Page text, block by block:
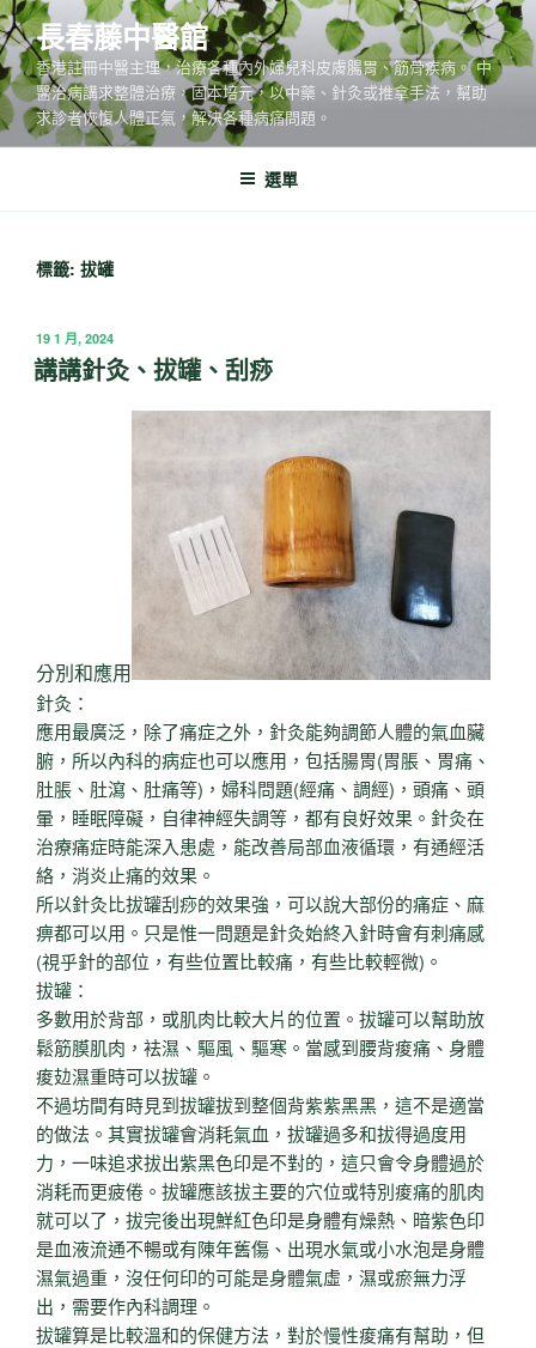
跳
至
主
要
內
長春藤中醫館
香港註冊中醫主理，治療各種內外婦兒科皮膚腸胃、筋骨疾病。 中
醫治病講求整體治療，固本培元，以中藥、針灸或推拿手法，幫助
求診者恢愎人體正氣，解決各種病痛問題。
選單
標籤: 拔罐
發
佈
於
19 1 月, 2024
講講針灸、拔罐、刮痧
分別和應用
針灸：
應用最廣泛，除了痛症之外，針灸能夠調節人體的氣血臟
腑，所以內科的病症也可以應用，包括腸胃(胃脹、胃痛、
肚脹、肚瀉、肚痛等)，婦科問題(經痛、調經)，頭痛、頭
暈，睡眠障礙，自律神經失調等，都有良好效果。針灸在
治療痛症時能深入患處，能改善局部血液循環，有通經活
絡，消炎止痛的效果。
所以針灸比拔罐刮痧的效果強，可以說大部份的痛症、麻
痹都可以用。只是惟一問題是針灸始終入針時會有刺痛感
(視乎針的部位，有些位置比較痛，有些比較輕微)。
拔罐：
多數用於背部，或肌肉比較大片的位置。拔罐可以幫助放
鬆筋膜肌肉，袪濕、驅風、驅寒。當感到腰背痠痛、身體
痠攰濕重時可以拔罐。
不過坊間有時見到拔罐拔到整個背紫紫黑黑，這不是適當
的做法。其實拔罐會消耗氣血，拔罐過多和拔得過度用
力，一味追求拔出紫黑色印是不對的，這只會令身體過於
消耗而更疲倦。拔罐應該拔主要的穴位或特別痠痛的肌肉
就可以了，拔完後出現鮮紅色印是身體有燥熱、暗紫色印
是血液流通不暢或有陳年舊傷、出現水氣或小水泡是身體
濕氣過重，沒任何印的可能是身體氣虛，濕或瘀無力浮
出，需要作內科調理。
拔罐算是比較溫和的保健方法，對於慢性痠痛有幫助，但